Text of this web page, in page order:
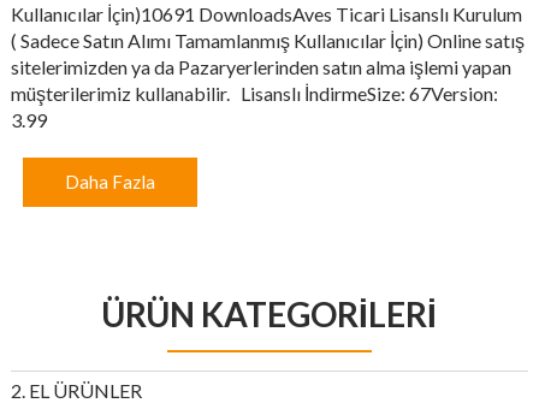
Kullanıcılar İçin)10691 DownloadsAves Ticari Lisanslı Kurulum
( Sadece Satın Alımı Tamamlanmış Kullanıcılar İçin) Online satış
sitelerimizden ya da Pazaryerlerinden satın alma işlemi yapan
müşterilerimiz kullanabilir. Lisanslı İndirmeSize: 67Version:
3.99
Daha Fazla
ÜRÜN KATEGORILERI
2. EL ÜRÜNLER